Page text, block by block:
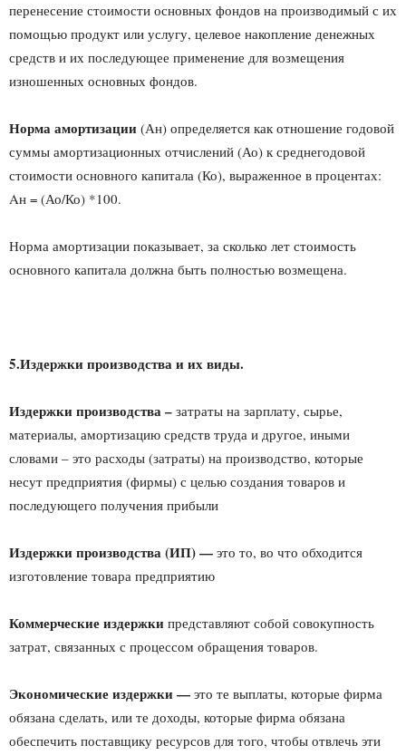
перенесение стоимости основных фондов на производимый с их
помощью продукт или услугу, целевое накопление денежных
средств и их последующее применение для возмещения
изношенных основных фондов.
Норма амортизации (Ан) определяется как отношение годовой
суммы амортизационных отчислений (Ао) к среднегодовой
стоимости основного капитала (Ко), выраженное в процентах:
Aн = (Ао/Ко) *100.
Норма амортизации показывает, за сколько лет стоимость
основного капитала должна быть полностью возмещена.
5.Издержки производства и их виды.
Издержки производства – затраты на зарплату, сырье,
материалы, амортизацию средств труда и другое, иными
словами – это расходы (затраты) на производство, которые
несут предприятия (фирмы) с целью создания товаров и
последующего получения прибыли
Издержки производства (ИП) — это то, во что обходится
изготовление товара предприятию
Коммерческие издержки представляют собой совокупность
затрат, связанных с процессом обращения товаров.
Экономические издержки — это те выплаты, которые фирма
обязана сделать, или те доходы, которые фирма обязана
обеспечить поставщику ресурсов для того, чтобы отвлечь эти